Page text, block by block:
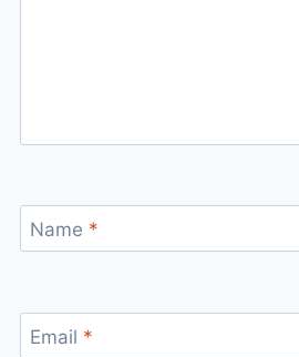
Name *
Email *